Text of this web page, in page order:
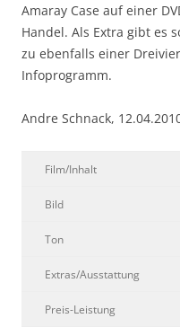
Amaray Case auf einer
Handel. Als Extra gibt es
zu ebenfalls einer
Infoprogramm.
Andre Schnack,
Film/Inhalt
Bild
Ton
Extras/Ausstattung
Preis-Leistung